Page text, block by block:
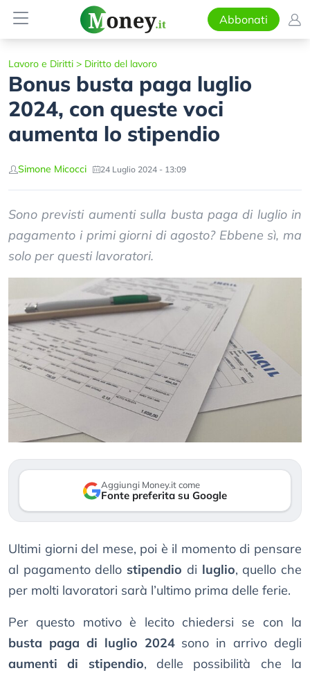
Abbonati
Lavoro e Diritti > Diritto del lavoro
Bonus busta paga luglio
2024, con queste voci
aumenta lo stipendio
Simone Micocci 24 Luglio 2024 - 13:09
Sono previsti aumenti sulla busta paga di luglio in
pagamento i primi giorni di agosto? Ebbene sì, ma
solo per questi lavoratori.
Aggiungi Money.it come
Fonte preferita su Google
Ultimi giorni del mese, poi è il momento di pensare
al pagamento dello stipendio di luglio, quello che
per molti lavoratori sarà l’ultimo prima delle ferie.
Per questo motivo è lecito chiedersi se con la
busta paga di luglio 2024sono in arrivo degli
aumenti di stipendio, delle possibilità che la